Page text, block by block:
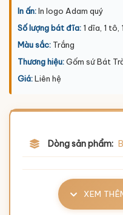
In ấn:In logo Adam quý
Số lượng bát đĩa: 1 dĩa, 1 tô,
Màu sắc: Trắng
Thương hiệu:Gốm sứ Bát
Giá:Liên hệ
Dòng sản phẩm:
XEM